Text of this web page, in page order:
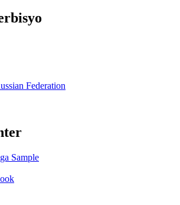
Federation
Sample